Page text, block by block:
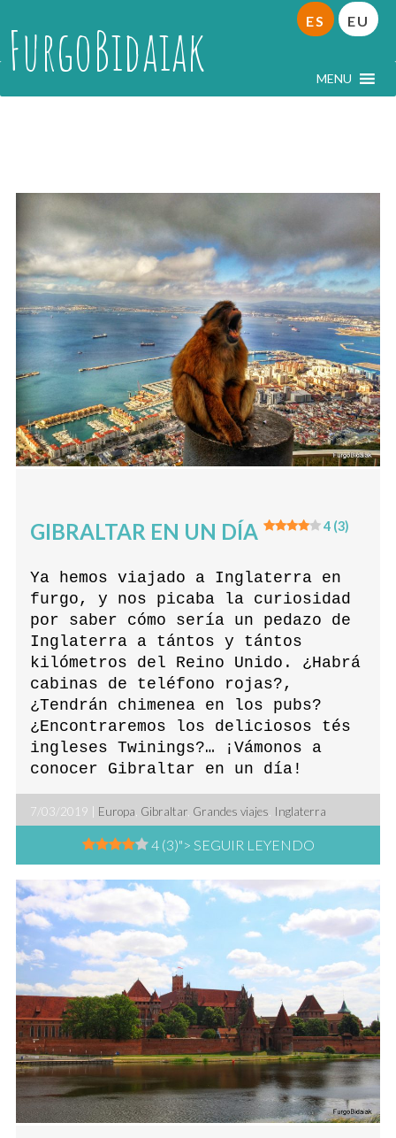
FurgoBidaiak MENU
ES EU
GIBRALTAR EN UN DÍA 4 (3)
Ya hemos viajado a Inglaterra en
furgo, y nos picaba la curiosidad
por saber cómo sería un pedazo de
Inglaterra a tántos y tántos
kilómetros del Reino Unido. ¿Habrá
cabinas de teléfono rojas?,
¿Tendrán chimenea en los pubs?
¿Encontraremos los deliciosos tés
ingleses Twinings?… ¡Vámonos a
conocer Gibraltar en un día!
7/03/2019 | Europa Gibraltar Grandes viajes Inglaterra
4 (3)"> SEGUIR LEYENDO